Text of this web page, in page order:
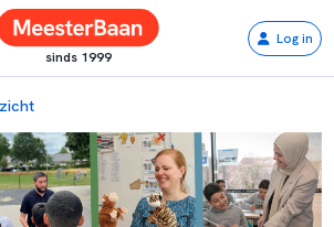
sinds 1999
Log in